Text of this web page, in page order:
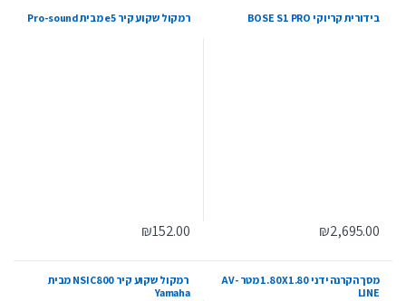
בידורית קריוקי BOSE S1 PRO
₪2,695.00
רמקול שקוע קיר e5 מבית Pro-sound
₪152.00
מסך הקרנה ידני 1.80X1.80 מטר AV-
LINE
‏ רמקול שקוע קיר NSIC800 מבית
Yamaha